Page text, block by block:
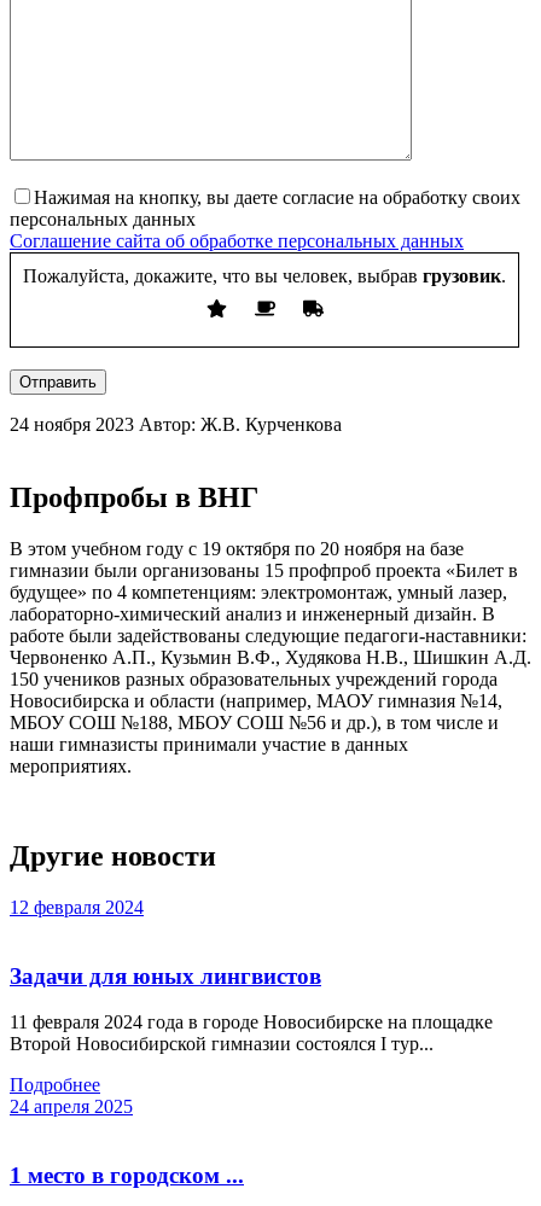
Нажимая на кнопку, вы даете согласие на обработку своих
персональных данных
Соглашение сайта об обработке персональных данных
Пожалуйста, докажите, что вы человек, выбрав грузовик.
Отправить
24 ноября 2023 Автор: Ж.В. Курченкова
Профпробы в ВНГ
В этом учебном году с 19 октября по 20 ноября на базе
гимназии были организованы 15 профпроб проекта «Билет в
будущее» по 4 компетенциям: электромонтаж, умный лазер,
лабораторно-химический анализ и инженерный дизайн. В
работе были задействованы следующие педагоги-наставники:
Червоненко А.П., Кузьмин В.Ф., Худякова Н.В., Шишкин А.Д.
150 учеников разных образовательных учреждений города
Новосибирска и области (например, МАОУ гимназия №14,
МБОУ СОШ №188, МБОУ СОШ №56 и др.), в том числе и
наши гимназисты принимали участие в данных
мероприятиях.
Другие новости
12 февраля 2024
Задачи для юных лингвистов
11 февраля 2024 года в городе Новосибирске на площадке
Второй Новосибирской гимназии состоялся I тур...
Подробнее
24 апреля 2025
1 место в городском ...